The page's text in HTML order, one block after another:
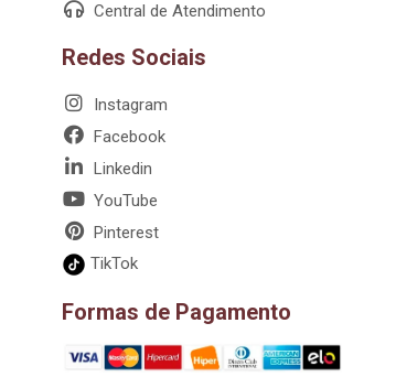
Central de Atendimento
Redes Sociais
Instagram
Facebook
Linkedin
YouTube
Pinterest
TikTok
Formas de Pagamento